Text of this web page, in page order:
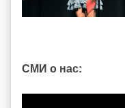
СМИ о нас: